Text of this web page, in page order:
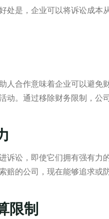
处是，企业可以将诉讼成
人合作意味着企业可以避
动。通过移除财务限制，公
诉讼，即使它们拥有强有
的公司，现在能够追求或防
限制